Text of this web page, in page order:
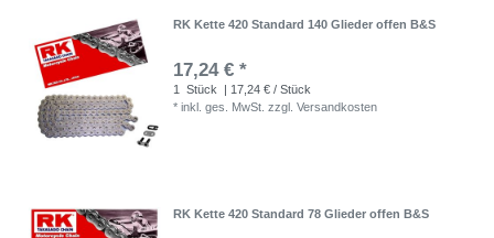
RK Kette 420 Standard 140 Glieder offen B&S
17,24 € *
1 Stück
| 17,24 € / Stück
*inkl. ges. MwSt. zzgl.Versandkosten
RK Kette 420 Standard 78 Glieder offen B&S